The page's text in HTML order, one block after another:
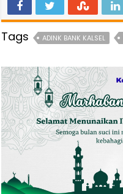
Tags ADINK BANK KALSEL